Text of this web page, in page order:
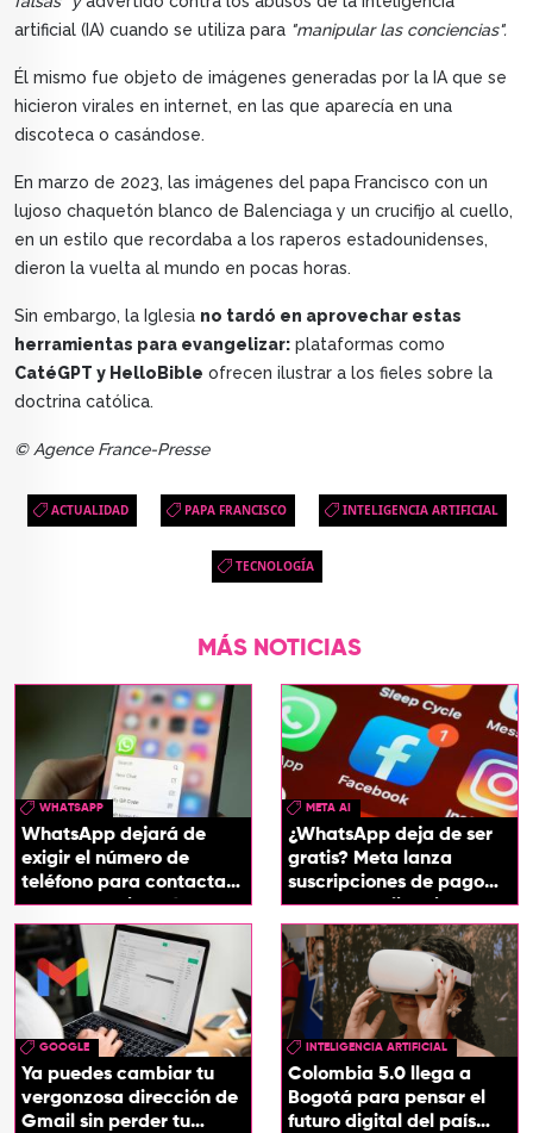
artificial (IA) cuando se utiliza para "manipular las conciencias".
Él mismo fue objeto de imágenes generadas por la IA que se
hicieron virales en internet, en las que aparecía en una
discoteca o casándose.
En marzo de 2023, las imágenes del papa Francisco con un
lujoso chaquetón blanco de Balenciaga y un crucifijo al cuello,
en un estilo que recordaba a los raperos estadounidenses,
dieron la vuelta al mundo en pocas horas.
Sin embargo, la Iglesia no tardó en aprovechar estas
herramientas para evangelizar: plataformas como
CatéGPT y HelloBible ofrecen ilustrar a los fieles sobre la
doctrina católica.
© Agence France-Presse
ACTUALIDAD PAPA FRANCISCO INTELIGENCIA ARTIFICIAL
TECNOLOGÍA
MÁS NOTICIAS
WHATSAPP
WhatsApp dejará de
exigir el número de
teléfono para contactar
a otro usuario: así
funcionará
META AI
¿WhatsApp deja de ser
gratis? Meta lanza
suscripciones de pago
para sus aplicaciones
GOOGLE
Ya puedes cambiar tu
vergonzosa dirección de
Gmail sin perder tu
INTELIGENCIA ARTIFICIAL
Colombia 5.0 llega a
Bogotá para pensar el
futuro digital del país